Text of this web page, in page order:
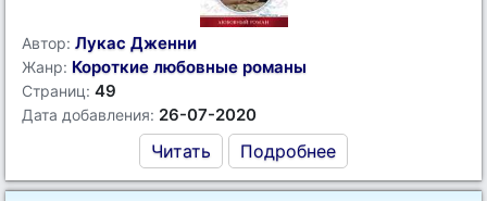
Автор: Лукас Дженни
Жанр: Короткие любовные романы
Страниц: 49
Дата добавления: 26-07-2020
Читать Подробнее